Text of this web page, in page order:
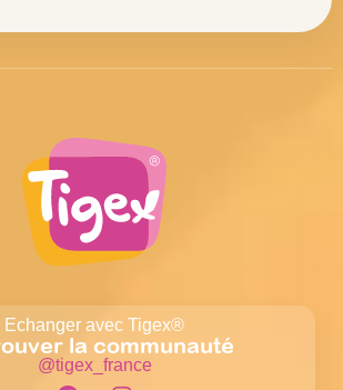
Echanger avec Tigex®
la communauté
@tigex_france